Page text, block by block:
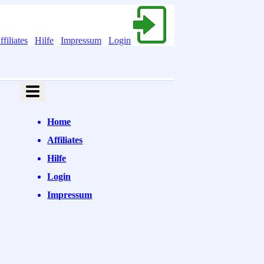
Hilfe Impressum Login
Home
Affiliates
Hilfe
Login
Impressum